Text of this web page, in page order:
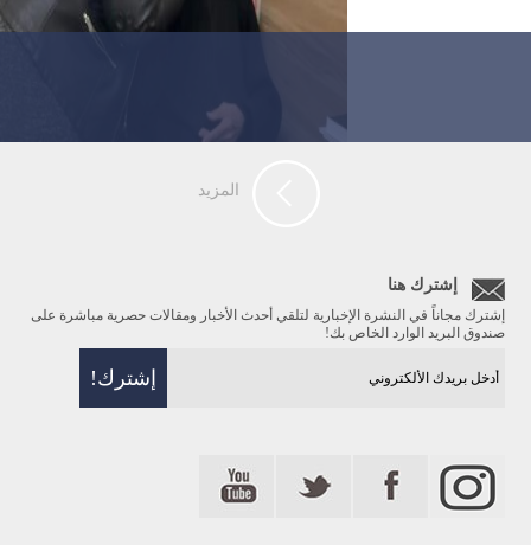
المزيد
إشترك هنا
إشترك مجاناً في النشرة الإخبارية لتلقي أحدث الأخبار ومقالات حصرية مباشرة على
صندوق البريد الوارد الخاص بك!